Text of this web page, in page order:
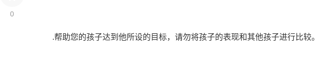
0
.帮助您的孩子达到他所设的目标，请勿将孩子的表现和其他孩子进行比较。